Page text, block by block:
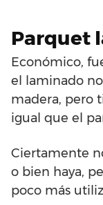
Parquet
Económico,
el laminado
madera, pero
igual que el
Ciertamente
o bien haya,
poco más